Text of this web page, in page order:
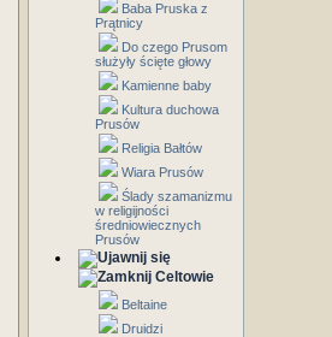
Baba Pruska z
Prątnicy
Do czego Prusom
służyły ścięte głowy
Kamienne baby
Kultura duchowa
Prusów
Religia Bałtów
Wiara Prusów
Ślady szamanizmu
w religijności
średniowiecznych
Prusów
Celtowie
Beltaine
Druidzi